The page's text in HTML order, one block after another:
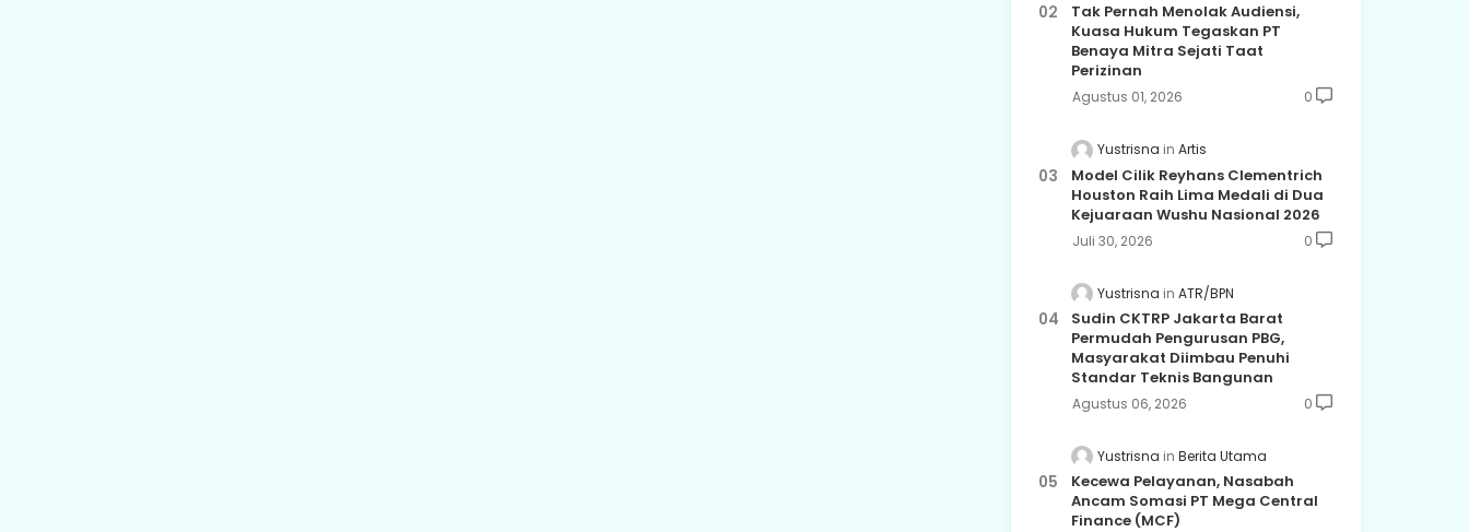
Tak Pernah Menolak Audiensi,
Kuasa Hukum Tegaskan PT
Benaya Mitra Sejati Taat
Perizinan
Agustus 01, 2026 0
Yustrisna Artis
Model Cilik Reyhans Clementrich
Houston Raih Lima Medali di Dua
Kejuaraan Wushu Nasional 2026
Juli 30, 2026 0
Yustrisna ATR/BPN
Sudin CKTRP Jakarta Barat
Permudah Pengurusan PBG,
Masyarakat Diimbau Penuhi
Standar Teknis Bangunan
Agustus 06, 2026 0
Yustrisna Berita Utama
Kecewa Pelayanan, Nasabah
Ancam Somasi PT Mega Central
Finance (MCF)